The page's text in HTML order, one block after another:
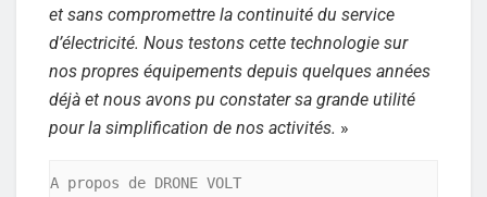
et sans compromettre la continuité du service
d’électricité. Nous testons cette technologie sur
nos propres équipements depuis quelques années
déjà et nous avons pu constater sa grande utilité
pour la simplification de nos activités. »
A propos de DRONE VOLT